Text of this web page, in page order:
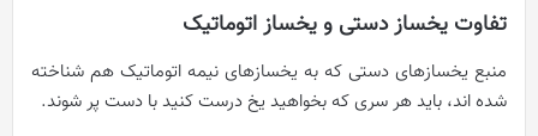
تفاوت یخساز دستی و یخساز اتوماتیک
منبع یخسازهای دستی که به یخسازهای نیمه اتوماتیک هم شناخته
شده اند، باید هر سری که بخواهید یخ درست کنید با دست پر شوند.